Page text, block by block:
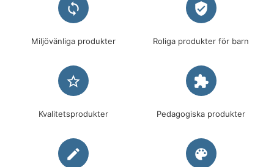
loop
Miljövänliga produkter
verified_user
Roliga produkter för barn
star_border
Kvalitetsprodukter
extension
Pedagogiska produkter
edit palette